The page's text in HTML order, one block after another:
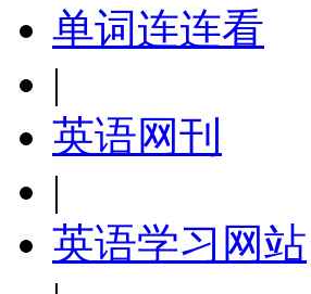
单词连连看
|
英语网刊
|
英语学习网站